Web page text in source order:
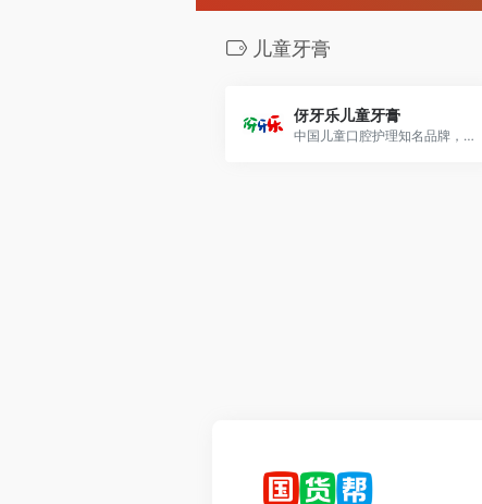
儿童牙膏
伢牙乐儿童牙膏
中国儿童口腔护理知名品牌，隶属于纳爱斯集团